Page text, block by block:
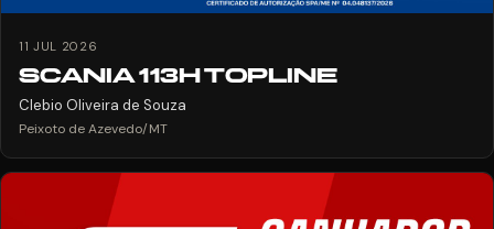
11 JUL 2026
SCANIA 113H TOPLINE
Clebio Oliveira de Souza
Peixoto de Azevedo/MT